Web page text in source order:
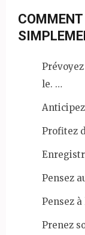
le. …
Profitez
Pensez
Pensez
Prenez